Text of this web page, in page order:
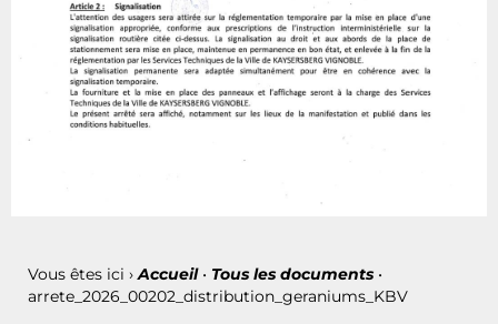
Vous êtes ici › Accueil• Tous les documents •
arrete_2026_00202_distribution_geraniums_KBV